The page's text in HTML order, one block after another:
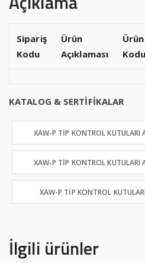
Sipariş
Kodu
Ürün
Açıklaması
Ürün
Kodu
KATALOG & SERTİFİKALAR
XAW-P TİP KONTROL KUTULARI
XAW-P TİP KONTROL KUTULARI
XAW-P TİP KONTROL
İlgili ürünler